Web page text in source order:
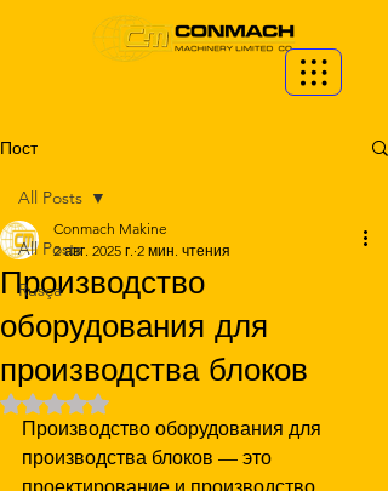
Пост
All Posts
Rusça
All Posts
Производство
оборудования для
производства блоков
Conmach Makine
2 авг. 2025 г. 2 мин. чтения
Оценка: не число из 5 звезд.
Производство оборудования для
производства блоков — это